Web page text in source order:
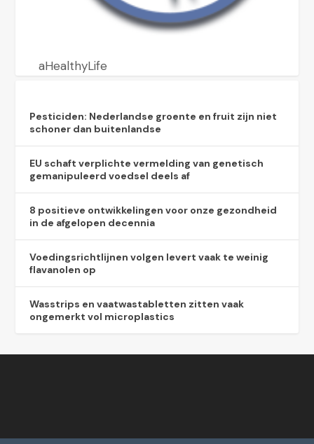
aHealthyLife
Pesticiden: Nederlandse groente en fruit zijn niet
schoner dan buitenlandse
EU schaft verplichte vermelding van genetisch
gemanipuleerd voedsel deels af
8 positieve ontwikkelingen voor onze gezondheid
in de afgelopen decennia
Voedingsrichtlijnen volgen levert vaak te weinig
flavanolen op
Wasstrips en vaatwastabletten zitten vaak
ongemerkt vol microplastics